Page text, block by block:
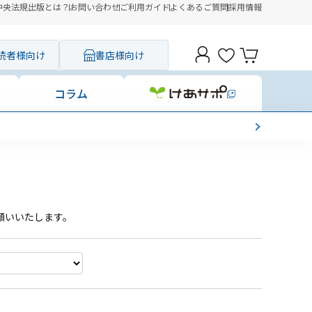
央法規出版とは？お問い合わせご利用ガイドよくあるご質問採用情報
者様向け 書店様向け
コラム
いたします。